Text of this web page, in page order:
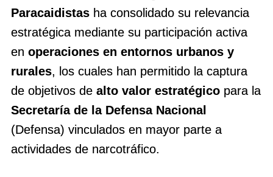
Paracaidistas ha consolidado su relevancia
estratégica mediante su participación activa
en operaciones en entornos urbanos y
rurales, los cuales han permitido la captura
de objetivos de alto valor estratégico para la
Secretaría de la Defensa Nacional
(Defensa) vinculados en mayor parte a
actividades de narcotráfico.